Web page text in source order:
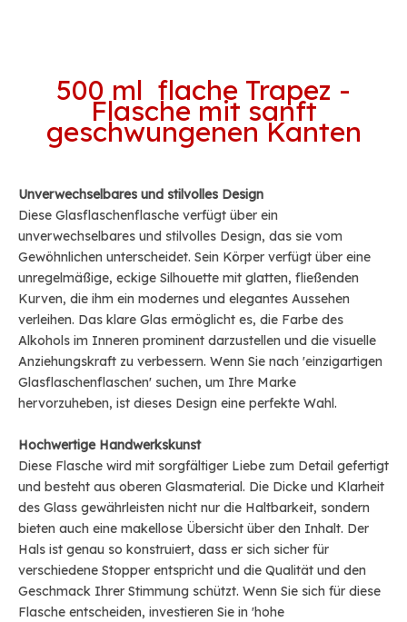
500 ml flache Trapez -
Flasche mit sanft
geschwungenen Kanten
Unverwechselbares und stilvolles Design
Diese Glasflaschenflasche verfügt über ein
unverwechselbares und stilvolles Design, das sie vom
Gewöhnlichen unterscheidet. Sein Körper verfügt über eine
unregelmäßige, eckige Silhouette mit glatten, fließenden
Kurven, die ihm ein modernes und elegantes Aussehen
verleihen. Das klare Glas ermöglicht es, die Farbe des
Alkohols im Inneren prominent darzustellen und die visuelle
Anziehungskraft zu verbessern. Wenn Sie nach 'einzigartigen
Glasflaschenflaschen' suchen, um Ihre Marke
hervorzuheben, ist dieses Design eine perfekte Wahl.
Hochwertige Handwerkskunst
Diese Flasche wird mit sorgfältiger Liebe zum Detail gefertigt
und besteht aus oberen Glasmaterial. Die Dicke und Klarheit
des Glass gewährleisten nicht nur die Haltbarkeit, sondern
bieten auch eine makellose Übersicht über den Inhalt. Der
Hals ist genau so konstruiert, dass er sich sicher für
verschiedene Stopper entspricht und die Qualität und den
Geschmack Ihrer Stimmung schützt. Wenn Sie sich für diese
Flasche entscheiden, investieren Sie in 'hohe